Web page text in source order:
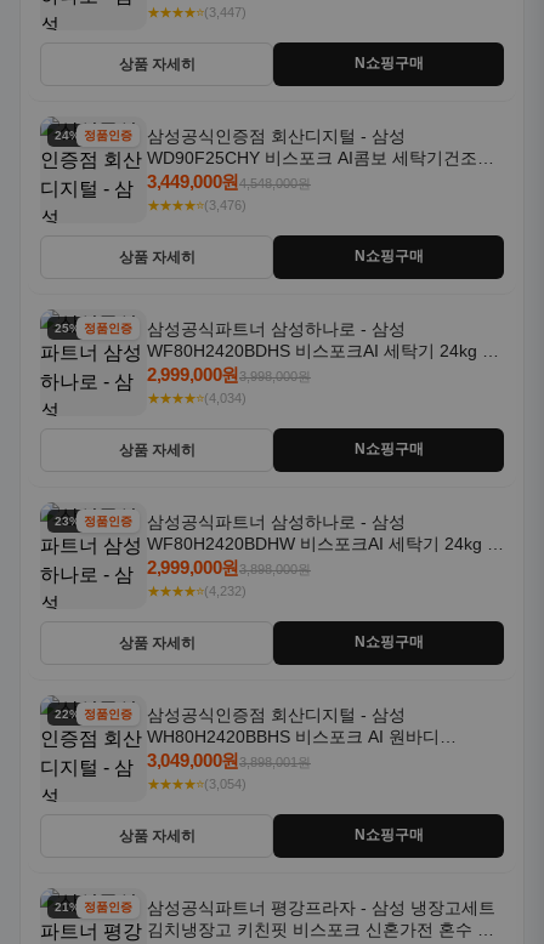
★★★★⭐(3,447)
상품 자세히 N쇼핑구매
24% 할인정품인증
삼성공식인증점 회산디지털 - 삼성
WD90F25CHY 비스포크 AI콤보 세탁기건조기
일체형 25kg+18kg 1등급
3,449,000원4,548,000원
★★★★⭐(3,476)
상품 자세히 N쇼핑구매
25% 할인정품인증
삼성공식파트너 삼성하나로 - 삼성
WF80H2420BDHS 비스포크AI 세탁기 24kg 건
조기 20kg 세제자동투입
2,999,000원3,998,000원
★★★★⭐(4,034)
상품 자세히 N쇼핑구매
23% 할인정품인증
삼성공식파트너 삼성하나로 - 삼성
WF80H2420BDHW 비스포크AI 세탁기 24kg 건
조기 20kg 세제자동투입
2,999,000원3,898,000원
★★★★⭐(4,232)
상품 자세히 N쇼핑구매
22% 할인정품인증
삼성공식인증점 회산디지털 - 삼성
WH80H2420BBHS 비스포크 AI 원바디
24kg+20kg 세제자동투입 1등급
3,049,000원3,898,001원
★★★★⭐(3,054)
상품 자세히 N쇼핑구매
21% 할인정품인증
삼성공식파트너 평강프라자 - 삼성 냉장고세트
김치냉장고 키친핏 비스포크 신혼가전 혼수 입